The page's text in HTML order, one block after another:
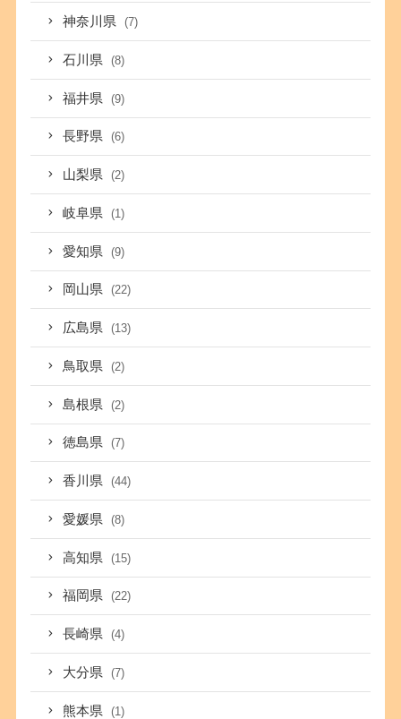
神奈川県 (7)
石川県 (8)
福井県 (9)
長野県 (6)
山梨県 (2)
岐阜県 (1)
愛知県 (9)
岡山県 (22)
広島県 (13)
鳥取県 (2)
島根県 (2)
徳島県 (7)
香川県 (44)
愛媛県 (8)
高知県 (15)
福岡県 (22)
長崎県 (4)
大分県 (7)
熊本県 (1)